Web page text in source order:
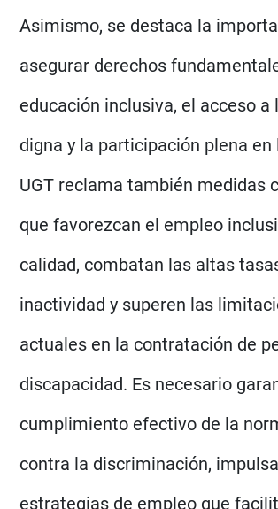
Asimismo, se destaca la
asegurar derechos
educación inclusiva, el acceso a
digna y la participación plena en
UGT reclama también medidas
que favorezcan el empleo
calidad, combatan las altas
inactividad y superen las
actuales en la contratación de
discapacidad. Es necesario
cumplimiento efectivo de la
contra la discriminación,
estrategias de empleo que